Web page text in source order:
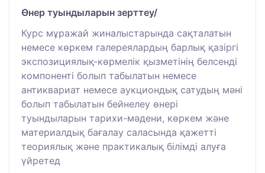
Өнер туындыларын зерттеу/
Курс мұражай жиналыстарында сақталатын
немесе көркем галереялардың барлық қазіргі
экспозициялық-көрмелік қызметінің белсенді
компоненті болып табылатын немесе
антиквариат немесе аукциондық сатудың мәні
болып табылатын бейнелеу өнері
туындыларын тарихи-мәдени, көркем және
материалдық бағалау саласында қажетті
теориялық және практикалық білімді алуға
үйретед